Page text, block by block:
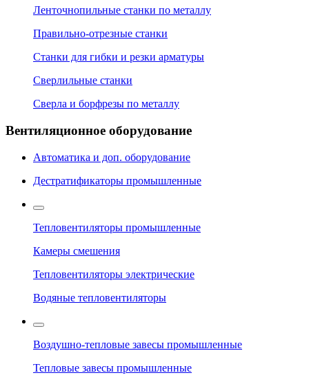
Ленточнопильные станки по металлу
Правильно-отрезные станки
Станки для гибки и резки арматуры
Сверлильные станки
Сверла и борфрезы по металлу
Вентиляционное оборудование
Автоматика и доп. оборудование
Дестратификаторы промышленные
Тепловентиляторы промышленные
Камеры смешения
Тепловентиляторы электрические
Водяные тепловентиляторы
Воздушно-тепловые завесы промышленные
Тепловые завесы промышленные